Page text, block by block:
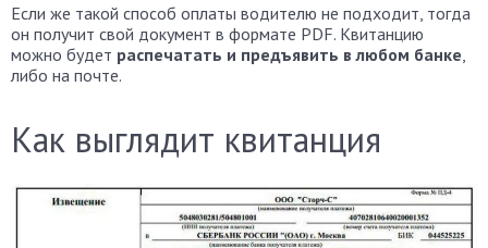
Если же такой способ оплаты водителю не подходит, тогда
он получит свой документ в формате PDF. Квитанцию
можно будет распечатать и предъявить в любом банке
либо на почте.
Как выглядит квитанция